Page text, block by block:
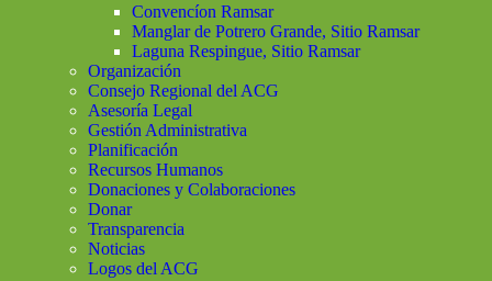
Convencíon Ramsar
Manglar de Potrero Grande, Sitio Ramsar
Laguna Respingue, Sitio Ramsar
Organización
Consejo Regional del ACG
Asesoría Legal
Gestión Administrativa
Planificación
Recursos Humanos
Donaciones y Colaboraciones
Donar
Transparencia
Noticias
Logos del ACG